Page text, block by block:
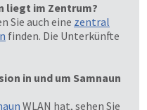
liegt im Zentrum?
Sie auch eine zentral
finden. Die Unterkünfte
in und um Samnaun
WLAN hat, sehen Sie